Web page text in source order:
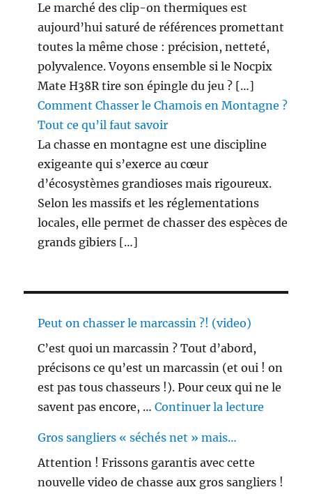
Le marché des clip-on thermiques est
aujourd’hui saturé de références promettant
toutes la même chose : précision, netteté,
polyvalence. Voyons ensemble si le Nocpix
Mate H38R tire son épingle du jeu ? […]
Comment Chasser le Chamois en Montagne ?
Tout ce qu’il faut savoir
La chasse en montagne est une discipline
exigeante qui s’exerce au cœur
d’écosystèmes grandioses mais rigoureux.
Selon les massifs et les réglementations
locales, elle permet de chasser des espèces de
grands gibiers […]
Peut on chasser le marcassin ?! (video)
C’est quoi un marcassin ? Tout d’abord,
précisons ce qu’est un marcassin (et oui ! on
est pas tous chasseurs !). Pour ceux qui ne le
savent pas encore, …Continuer la lecture
Gros sangliers « séchés net » mais…
Attention ! Frissons garantis avec cette
nouvelle video de chasse aux gros sangliers !